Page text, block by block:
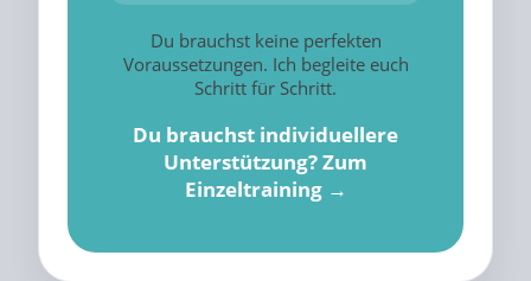
Du brauchst keine perfekten
Voraussetzungen. Ich begleite euch
Schritt für Schritt.
Du brauchst individuellere
Unterstützung? Zum
Einzeltraining →